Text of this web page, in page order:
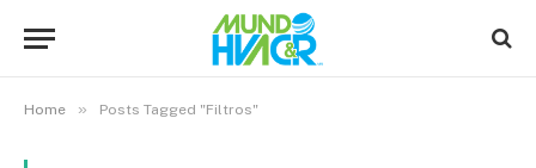
Home » Posts Tagged "Filtros"